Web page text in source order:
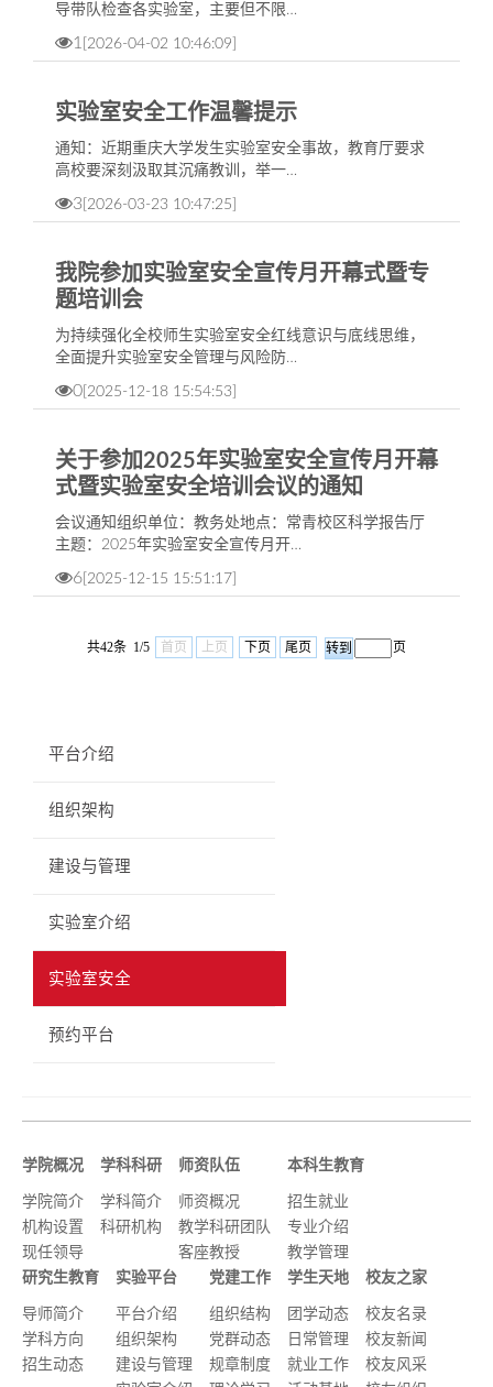
导带队检查各实验室，主要但不限…
1 [2026-04-02 10:46:09]
实验室安全工作温馨提示
通知：近期重庆大学发生实验室安全事故，教育厅要求
高校要深刻汲取其沉痛教训，举一…
3 [2026-03-23 10:47:25]
我院参加实验室安全宣传月开幕式暨专
题培训会
为持续强化全校师生实验室安全红线意识与底线思维，
全面提升实验室安全管理与风险防…
0 [2025-12-18 15:54:53]
关于参加2025年实验室安全宣传月开幕
式暨实验室安全培训会议的通知
会议通知组织单位：教务处地点：常青校区科学报告厅
主题：2025年实验室安全宣传月开…
6 [2025-12-15 15:51:17]
共42条 1/5 首页 上页 下页 尾页 页
平台介绍
组织架构
建设与管理
实验室介绍
实验室安全
预约平台
学院概况
学院简介
机构设置
现任领导
学科科研
学科简介
科研机构
师资队伍
师资概况
教学科研团队
客座教授
本科生教育
招生就业
专业介绍
教学管理
研究生教育
导师简介
学科方向
招生动态
实验平台
平台介绍
组织架构
建设与管理
党建工作
组织结构
党群动态
规章制度
学生天地
团学动态
日常管理
就业工作
校友之家
校友名录
校友新闻
校友风采